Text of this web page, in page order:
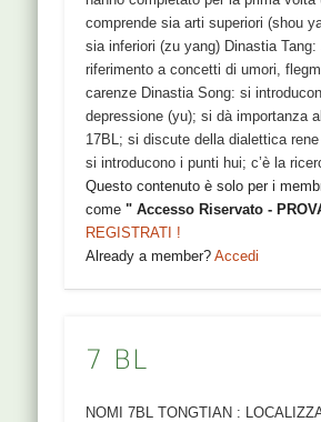
comprende sia arti superiori (shou
sia inferiori (zu yang) Dinastia
riferimento a concetti di umori,
carenze Dinastia Song: si
depressione (yu); si dà importanza
17BL; si discute della dialettica
si introducono i punti hui; c’è la
Questo contenuto è solo per i
come" Accesso Riservato -
REGISTRATI !
Already a member?Accedi
7 BL
NOMI 7BL TONGTIAN :